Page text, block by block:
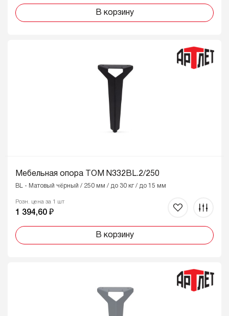
В корзину
Мебельная опора ТОМ N332BL.2/250
BL - Матовый чёрный / 250 мм / до 30 кг / до 15 мм
Розн. цена за 1 шт
1 394,60 ₽
В корзину